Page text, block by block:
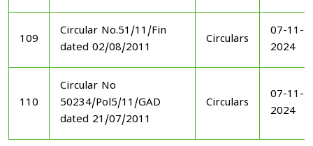
109
Circular No.51/11/Fin
dated 02/08/2011
Circulars
07-11-
2024
110
Circular No
50234/Pol5/11/GAD
dated 21/07/2011
Circulars
07-11-
2024